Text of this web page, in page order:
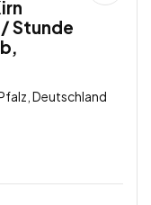
Stunde
Deutschland